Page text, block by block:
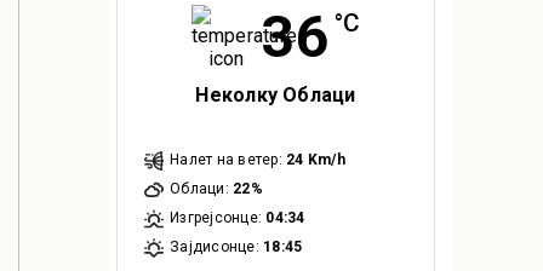
36 °C
Неколку Облаци
Налет на ветер: 24 Km/h
Облаци: 22%
Изгрејсонце: 04:34
Зајдисонце: 18:45